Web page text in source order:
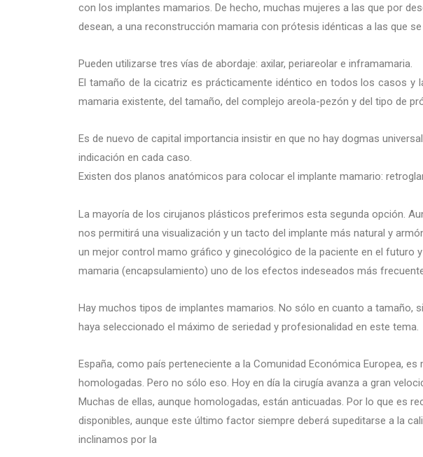
con los implantes mamarios. De hecho, muchas mujeres a las que por
desean, a una reconstrucción mamaria con prótesis idénticas a las que
Pueden utilizarse tres vías de abordaje: axilar, periareolar e inframamaria.
El tamaño de la cicatriz es prácticamente idéntico en todos los casos y
mamaria existente, del tamaño, del complejo areola-pezón y del tipo de
Es de nuevo de capital importancia insistir en que no hay dogmas
indicación en cada caso.
Existen dos planos anatómicos para colocar el implante mamario:
La mayoría de los cirujanos plásticos preferimos esta segunda opción.
nos permitirá una visualización y un tacto del implante más natural y
un mejor control mamo gráfico y ginecológico de la paciente en el futuro
mamaria (encapsulamiento) uno de los efectos indeseados más
Hay muchos tipos de implantes mamarios. No sólo en cuanto a tamaño,
haya seleccionado el máximo de seriedad y profesionalidad en este tema.
España, como país perteneciente a la Comunidad Económica Europea,
homologadas. Pero no sólo eso. Hoy en día la cirugía avanza a gran
Muchas de ellas, aunque homologadas, están anticuadas. Por lo que es
disponibles, aunque este último factor siempre deberá supeditarse a la
inclinamos por la